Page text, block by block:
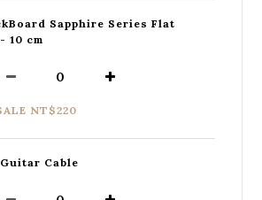
Sapphire Series Flat
10 cm
NT$220
Guitar Cable